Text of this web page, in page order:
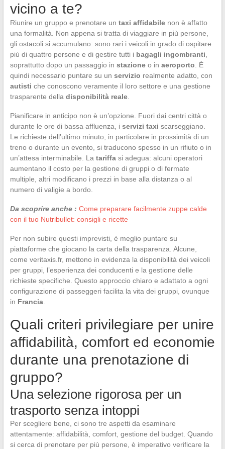
vicino a te?
Riunire un gruppo e prenotare un taxi affidabilenon è affatto
una formalità. Non appena si tratta di viaggiare in più persone,
gli ostacoli si accumulano: sono rari i veicoli in grado di ospitare
più di quattro persone e di gestire tutti i bagagli ingombranti
soprattutto dopo un passaggio in stazioneo in aeroporto . È
quindi necessario puntare su un servizio realmente adatto, con
autisti che conoscono veramente il loro settore e una gestione
trasparente della disponibilità reale.
Pianificare in anticipo non è un’opzione. Fuori dai centri città o
durante le ore di bassa affluenza, i servizi taxi scarseggiano.
Le richieste dell’ultimo minuto, in particolare in prossimità di un
treno o durante un evento, si traducono spesso in un rifiuto o in
un’attesa interminabile. La tariffasi adegua: alcuni operatori
aumentano il costo per la gestione di gruppi o di fermate
multiple, altri modificano i prezzi in base alla distanza o al
numero di valigie a bordo.
Da scoprire anche : Come preparare facilmente zuppe calde
con il tuo Nutribullet: consigli e ricette
Per non subire questi imprevisti, è meglio puntare su
piattaforme che giocano la carta della trasparenza. Alcune,
come veritaxis.fr, mettono in evidenza la disponibilità dei veicoli
per gruppi, l’esperienza dei conducenti e la gestione delle
richieste specifiche. Questo approccio chiaro e adattato a ogni
configurazione di passeggeri facilita la vita dei gruppi, ovunque
in Francia.
Quali criteri privilegiare per unire
affidabilità, comfort ed economie
durante una prenotazione di
gruppo?
Una selezione rigorosa per un
trasporto senza intoppi
Per scegliere bene, ci sono tre aspetti da esaminare
attentamente: affidabilità, comfort, gestione del budget. Quando
si cerca di prenotare per più persone, è imperativo verificare la